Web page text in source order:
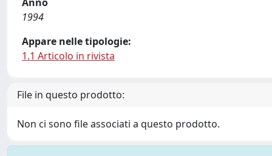
1994
Appare nelle tipologie:
1.1 Articolo in rivista
File in questo prodotto:
Non ci sono file associati a questo prodotto.